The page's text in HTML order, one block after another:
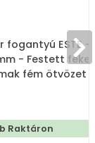
fogantyú ESTE -
- Festett
fém ötvözet -
fém
Raktáron